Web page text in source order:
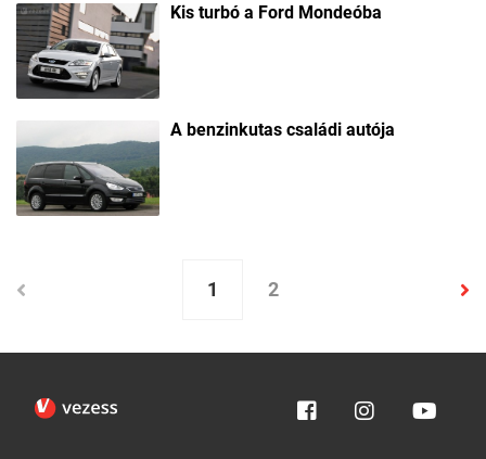
Kis turbó a Ford Mondeóba
A benzinkutas családi autója
1 2